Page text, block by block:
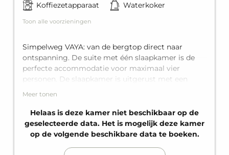
Koffiezetapparaat
Waterkoker
Toon alle voorzieningen
Simpelweg VAYA: van de bergtop direct naar
ontspanning. De suite met één slaapkamer is de
perfecte accommodatie voor maximaal vier
personen. De slaapkamer is uitgerust met een
king-size tweepersoonsbed, en de woonkamer
extra gasten. Omdat de suite perfect is afgestemd
op alle behoeften, beschikt het over een eigen
badkamer.
Meer tonen
Helaas is deze kamer niet beschikbaar op de
geselecteerde data. Het is mogelijk deze kamer
op de volgende beschikbare data te boeken.